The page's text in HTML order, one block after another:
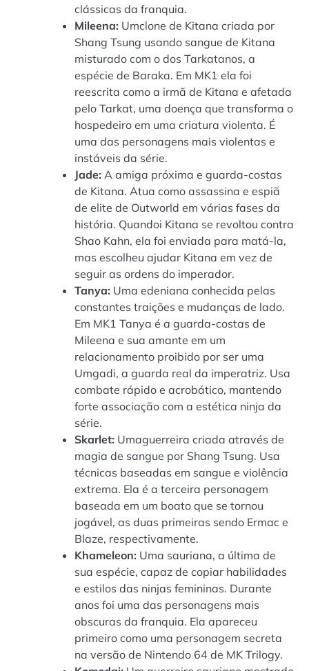
clássicas da franquia.
Mileena: Umclone de Kitana criada por
Shang Tsung usando sangue de Kitana
misturado com o dos Tarkatanos, a
espécie de Baraka. Em MK1 ela foi
reescrita como a irmã de Kitana e afetada
pelo Tarkat, uma doença que transforma o
hospedeiro em uma criatura violenta. É
uma das personagens mais violentas e
instáveis da série.
Jade: A amiga próxima e guarda-costas
de Kitana. Atua como assassina e espiã
de elite de Outworld em várias fases da
história. Quandoi Kitana se revoltou contra
Shao Kahn, ela foi enviada para matá-la,
mas escolheu ajudar Kitana em vez de
seguir as ordens do imperador.
Tanya: Uma edeniana conhecida pelas
constantes traições e mudanças de lado.
Em MK1 Tanya é a guarda-costas de
Mileena e sua amante em um
relacionamento proibido por ser uma
Umgadi, a guarda real da imperatriz. Usa
combate rápido e acrobático, mantendo
forte associação com a estética ninja da
série.
Skarlet: Umaguerreira criada através de
magia de sangue por Shang Tsung. Usa
técnicas baseadas em sangue e violência
extrema. Ela é a terceira personagem
baseada em um boato que se tornou
jogável, as duas primeiras sendo Ermac e
Blaze, respectivamente.
Khameleon: Uma sauriana, a última de
sua espécie, capaz de copiar habilidades
e estilos das ninjas femininas. Durante
anos foi uma das personagens mais
obscuras da franquia. Ela apareceu
primeiro como uma personagem secreta
na versão de Nintendo 64 de MK Trilogy.